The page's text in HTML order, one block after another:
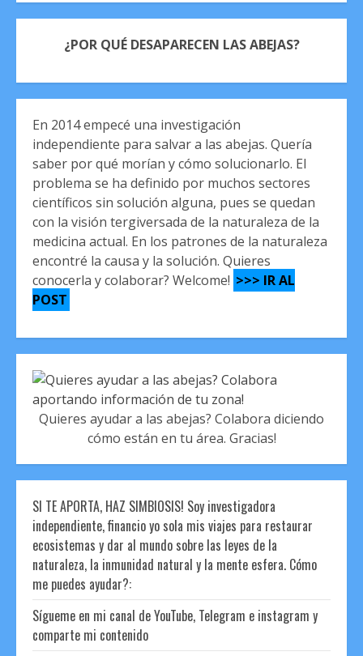
¿POR QUÉ DESAPARECEN LAS ABEJAS?
En 2014 empecé una investigación
independiente para salvar a las abejas. Quería
saber por qué morían y cómo solucionarlo. El
problema se ha definido por muchos sectores
científicos sin solución alguna, pues se quedan
con la visión tergiversada de la naturaleza de la
medicina actual. En los patrones de la naturaleza
encontré la causa y la solución. Quieres
conocerla y colaborar? Welcome! >>> IR AL
POST
Quieres ayudar a las abejas? Colabora diciendo
cómo están en tu área. Gracias!
SI TE APORTA, HAZ SIMBIOSIS! Soy investigadora
independiente, financio yo sola mis viajes para restaurar
ecosistemas y dar al mundo sobre las leyes de la
naturaleza, la inmunidad natural y la mente esfera. Cómo
me puedes ayudar?:
Sígueme en mi canal de YouTube, Telegram e instagram y
comparte mi contenido